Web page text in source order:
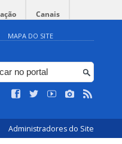
Canais
MAPA DO SITE
Administradores do Site